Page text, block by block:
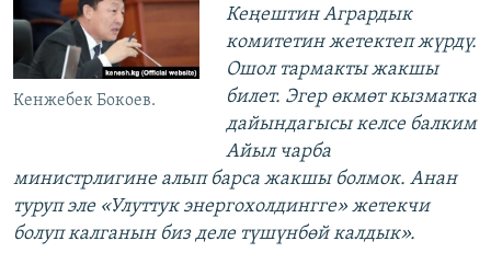
Кенжебек Бокоев.
Кеңештин Агрардык
комитетин жетектеп жүрдү.
Ошол тармакты жакшы
билет. Эгер өкмөт кызматка
дайындагысы келсе балким
Айыл чарба
министрлигине алып барса жакшы болмок. Анан
туруп эле «Улуттук энергохолдингге» жетекчи
болуп калганын биз деле түшүнбөй калдык».